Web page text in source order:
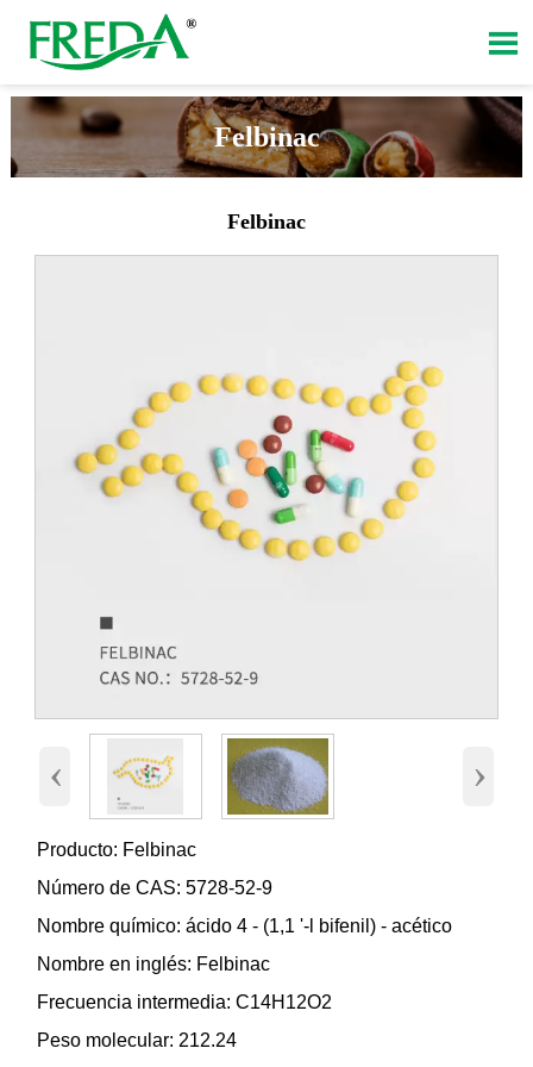

Felbinac
Felbinac
‹ ›
Producto: Felbinac
Número de CAS: 5728-52-9
Nombre químico: ácido 4 - (1,1 '-l bifenil) - acético
Nombre en inglés: Felbinac
Frecuencia intermedia: C14H12O2
Peso molecular: 212.24